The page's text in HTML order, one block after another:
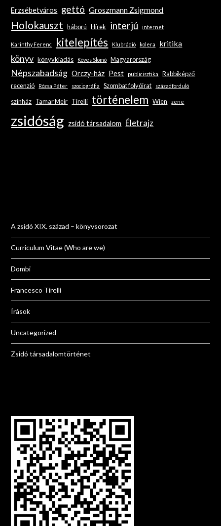
Erzsébetváros gettó Groszmann Zsigmond
Holokauszt háború Hírek interjú internet
Karinthy Ferenc kitelepítés Klubrádió kolera kritika
könyv könyvkiadás Köves Slomó Magyarország
Népszabadság Orczy-ház Pest publicisztika
Rabbiképző
recenzió
Rózsa Péter szociográfia Szombat folyóirat századforduló
színház Tamar Meir Tirelli történelem Wien zene
zsidóság zsidó társadalom Életrajz
A zsidó XIX. század – könyvsorozat
Curriculum Vitae (Who are we)
Dombi
Francesco Tirelli
Írások
Uncategorized
Zsidó társadalomtörténet